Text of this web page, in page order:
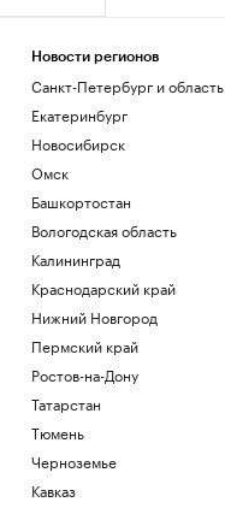
Новости регионов
Санкт-Петербург и область
Екатеринбург
Новосибирск
Омск
Башкортостан
Вологодская область
Калининград
Краснодарский край
Нижний Новгород
Пермский край
Ростов-на-Дону
Татарстан
Тюмень
Черноземье
Кавказ